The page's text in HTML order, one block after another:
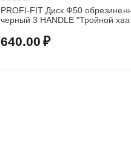
PROFI-FIT Диск Ф50
640.00 ₽